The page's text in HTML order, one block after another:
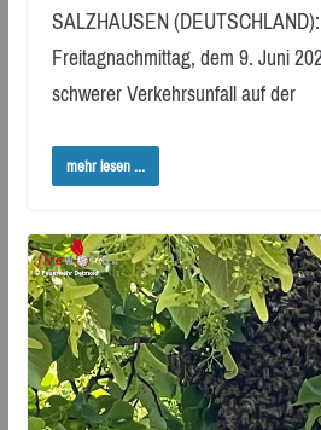
SALZHAUSEN
Freitagnachmittag, dem 9. Juni
schwerer Verkehrsunfall auf der
mehr lesen ...